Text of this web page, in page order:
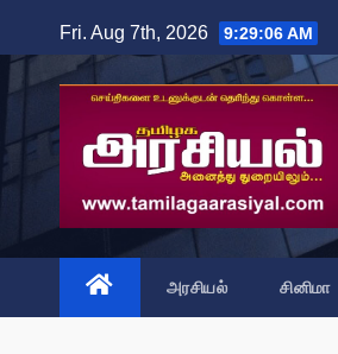
to
content
Fri. Aug 7th, 2026 9:29:07 AM
அரசியல் சினிமா